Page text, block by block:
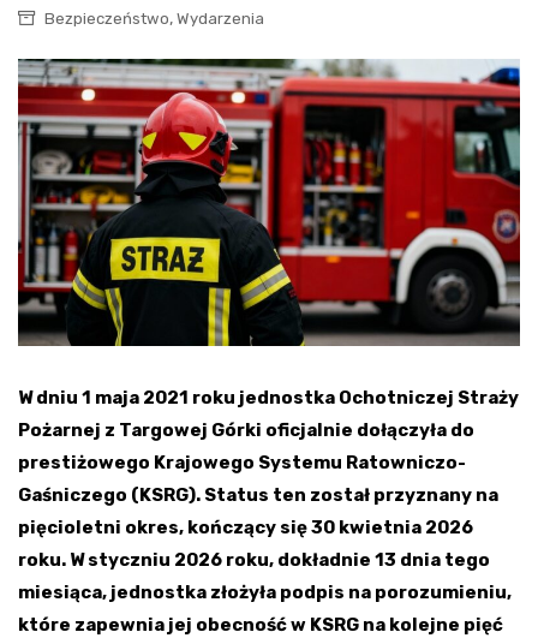
Bezpieczeństwo, Wydarzenia
W dniu 1 maja 2021 roku jednostka Ochotniczej Straży
Pożarnej z Targowej Górki oficjalnie dołączyła do
prestiżowego Krajowego Systemu Ratowniczo-
Gaśniczego (KSRG). Status ten został przyznany na
pięcioletni okres, kończący się 30 kwietnia 2026
roku. W styczniu 2026 roku, dokładnie 13 dnia tego
miesiąca, jednostka złożyła podpis na porozumieniu,
które zapewnia jej obecność w KSRG na kolejne pięć